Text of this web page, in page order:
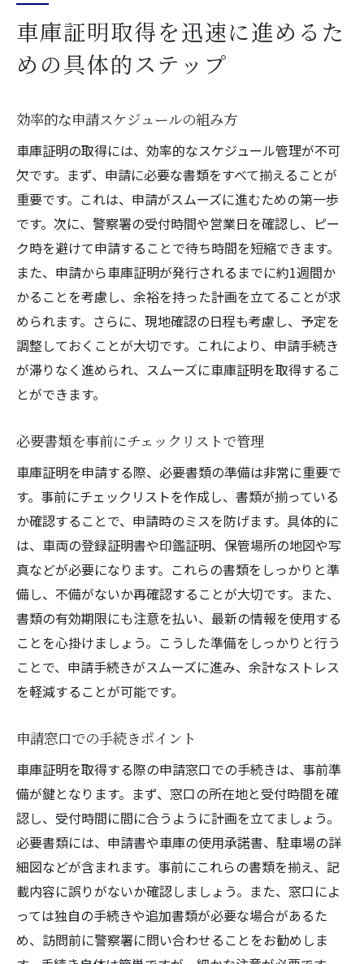
車庫証明取得を迅速に進めるた
めの具体的ステップ
効率的な申請スケジュールの組み方
車庫証明の取得には、効率的なスケジュール管理が不可
欠です。まず、申請に必要な書類をすべて揃えることが
重要です。これは、申請がスムーズに進むための第一歩
です。次に、警察署の受付時間や営業日を確認し、ピー
ク時を避けて申請することで待ち時間を短縮できます。
また、申請から車庫証明が発行されるまでに約1週間か
かることを考慮し、余裕を持った計画を立てることが求
められます。さらに、現地確認の日程も考慮し、予定を
調整しておくことが大切です。これにより、申請手続き
が滞りなく進められ、スムーズに車庫証明を取得するこ
とができます。
必要書類を事前にチェックリストで管理
車庫証明を申請する際、必要書類の準備は非常に重要で
す。事前にチェックリストを作成し、書類が揃っている
か確認することで、申請時のミスを防げます。具体的に
は、車両の登録証明書や印鑑証明、保管場所の地図や写
真などが必要になります。これらの書類をしっかりと準
備し、不備がないか再確認することが大切です。また、
書類の有効期限にも注意を払い、最新の情報を使用する
ことを心掛けましょう。こうした準備をしっかりと行う
ことで、申請手続きがスムーズに進み、余計なストレス
を軽減することが可能です。
申請窓口での手続きポイント
車庫証明を取得する際の申請窓口での手続きは、事前準
備が鍵となります。まず、窓口の所在地と受付時間を確
認し、受付時間に間に合うように計画を立てましょう。
必要書類には、申請書や車庫の使用承諾書、駐車場の詳
細図などが含まれます。事前にこれらの書類を揃え、記
載内容に誤りがないか確認しましょう。また、窓口によ
っては独自の手続きや追加書類が必要な場合があるた
め、訪問前に警察署に問い合わせることをお勧めしま